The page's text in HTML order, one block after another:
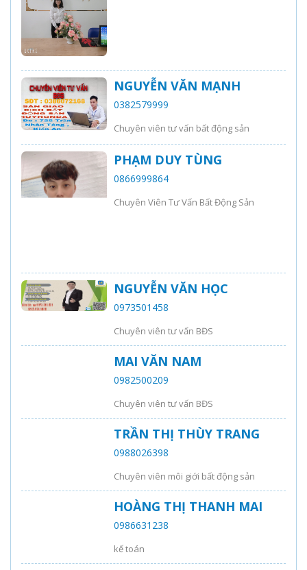
NGUYỄN VĂN MẠNH
0382579999
Chuyên viên tư vấn bất động sản
PHẠM DUY TÙNG
0866999864
Chuyên Viên Tư Vấn Bất Động Sản
NGUYỄN VĂN HỌC
0973501458
Chuyên viên tư vấn BĐS
MAI VĂN NAM
0982500209
Chuyên viên tư vấn BĐS
TRẦN THỊ THÙY TRANG
0988026398
Chuyên viên môi giới bất động sản
HOÀNG THỊ THANH MAI
0986631238
kế toán